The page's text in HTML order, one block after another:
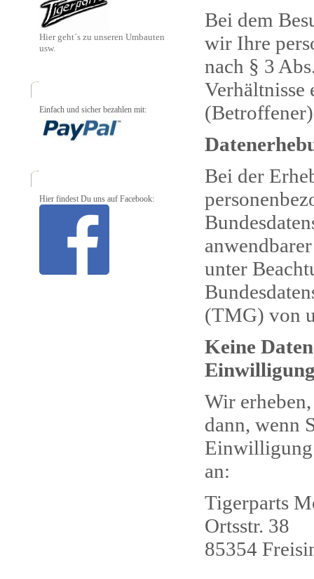
Hier geht´s zu unseren Umbauten
usw.
Einfach und sicher bezahlen mit:
Hier findest Du uns auf Facebook:
Bei dem
wir Ihre
nach § 3
Verhältnisse
Bei der
unter
(TMG) von
Keine
Wir
dann, wenn
Einwilligung
an:
Tigerparts
Ortsstr. 38
85354